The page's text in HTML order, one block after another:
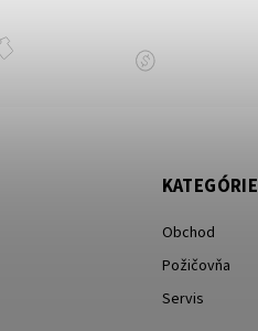
KATEGÓRIE
Obchod
Požičovňa
Servis